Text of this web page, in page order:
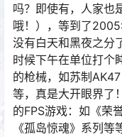
吗？即使有，人家也
哦！），等到了
没有白天和黑夜之分
时候下午在单位打个
的枪械，如苏制
等，真是大开眼界了
的FPS游戏：如《荣
《孤岛惊魂》系列